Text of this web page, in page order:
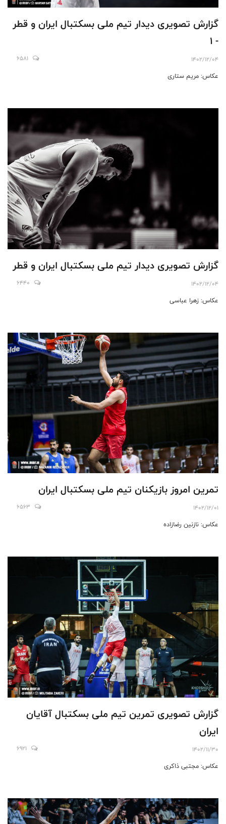
گزارش تصویری دیدار تیم ملی بسکتبال ایران و قطر
- ۱
1402/12/04
6581
عکاس: مریم ستاری
گزارش تصویری دیدار تیم ملی بسکتبال ایران و قطر
1402/12/04
6440
عکاس: زهرا عباسی
تمرین امروز بازیکنان تیم ملی بسکتبال ایران
1402/12/01
6563
عکاس: نازنین رضازاده
گزارش تصویری تمرین تیم ملی بسکتبال آقایان
ایران
1402/11/30
6921
عکاس: مجتبی ذاکری